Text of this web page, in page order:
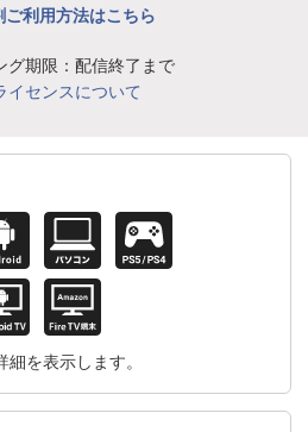
ご利用方法はこちら
グ期限：配信終了まで
イセンスについて
を表示します。